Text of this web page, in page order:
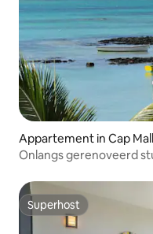
Appartement in Cap
Onlangs gerenoveerd
Superhost
Superhost